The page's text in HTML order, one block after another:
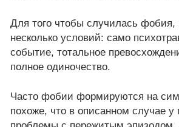
Для того чтобы случилась фобия,
несколько условий: само
событие, тотальное
полное одиночество.
Часто фобии формируются на
похоже, что в описанном случае у